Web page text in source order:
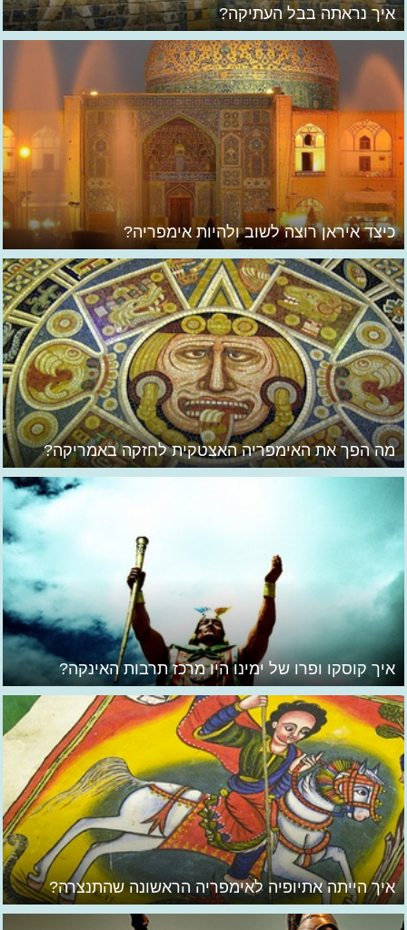
איך נראתה בבל העתיקה?
כיצד איראן רוצה לשוב ולהיות אימפריה?
מה הפך את האימפריה האצטקית לחזקה באמריקה?
איך קוסקו ופרו של ימינו היו מרכז תרבות האינקה?
איך הייתה אתיופיה לאימפריה הראשונה שהתנצרה?